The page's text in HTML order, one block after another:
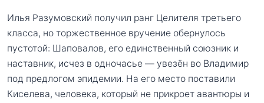
Илья Разумовский получил ранг Целителя третьего
класса, но торжественное вручение обернулось
пустотой: Шаповалов, его единственный союзник и
наставник, исчез в одночасье — увезён во Владимир
под предлогом эпидемии. На его место поставили
Киселева, человека, который не прикроет авантюры и